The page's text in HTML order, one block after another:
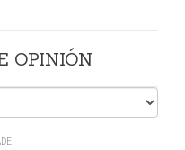
OPINIÓN